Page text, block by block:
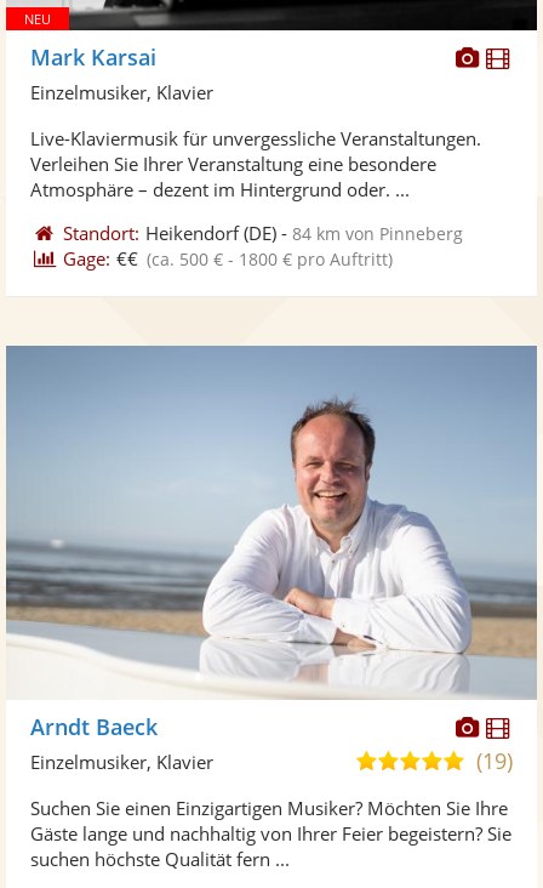
Mark Karsai
Einzelmusiker, Klavier
Live-Klaviermusik für unvergessliche Veranstaltungen.
Verleihen Sie Ihrer Veranstaltung eine besondere
Atmosphäre – dezent im Hintergrund oder. ...
Standort: Heikendorf(DE) -84 km von Pinneberg
Gage: €€ (ca. 500 € - 1800 € pro Auftritt)
Fotos
Arndt Baeck
5,0
5
(19)
Einzelmusiker, Klavier
Suchen Sie einen Einzigartigen Musiker? Möchten Sie Ihre
Gäste lange und nachhaltig von Ihrer Feier begeistern? Sie
suchen höchste Qualität fern ...